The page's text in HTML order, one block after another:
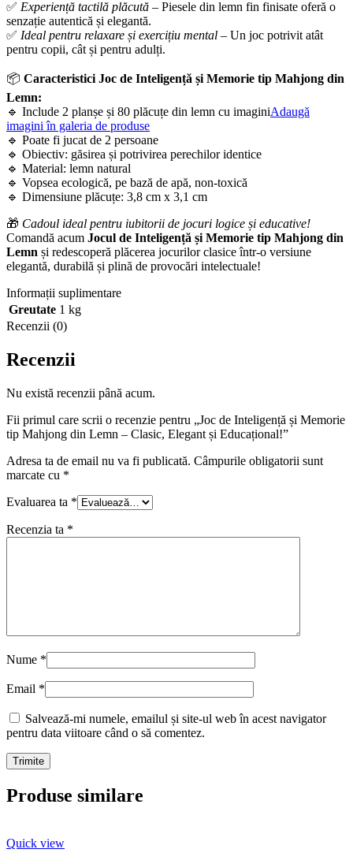
✅ Experiență tactilă plăcută – Piesele din lemn fin finisate oferă o
senzație autentică și elegantă.
✅ Ideal pentru relaxare și exercițiu mental – Un joc potrivit atât
pentru copii, cât și pentru adulți.
📦 Caracteristici Joc de Inteligență și Memorie tip Mahjong din
Lemn:
🔹 Include 2 planșe și 80 plăcuțe din lemn cu imaginiAdaugă
imagini în galeria de produse
🔹 Poate fi jucat de 2 persoane
🔹 Obiectiv: găsirea și potrivirea perechilor identice
🔹 Material: lemn natural
🔹 Vopsea ecologică, pe bază de apă, non-toxică
🔹 Dimensiune plăcuțe: 3,8 cm x 3,1 cm
🎁 Cadoul ideal pentru iubitorii de jocuri logice și educative!
Comandă acum Jocul de Inteligență și Memorie tip Mahjong din
Lemn și redescoperă plăcerea jocurilor clasice într-o versiune
elegantă, durabilă și plină de provocări intelectuale!
Informații suplimentare
Greutate 1 kg
Recenzii (0)
Recenzii
Nu există recenzii până acum.
Fii primul care scrii o recenzie pentru „Joc de Inteligență și Memorie
tip Mahjong din Lemn – Clasic, Elegant și Educațional!”
Adresa ta de email nu va fi publicată. Câmpurile obligatorii sunt
marcate cu *
Evaluarea ta *
Recenzia ta *
Nume *
Email *
Salvează-mi numele, emailul și site-ul web în acest navigator
pentru data viitoare când o să comentez.
Produse similare
Quick view